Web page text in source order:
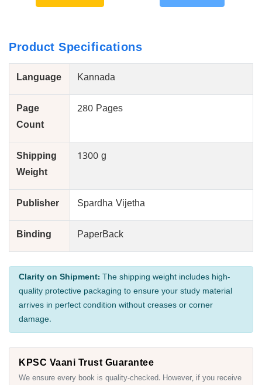
Product Specifications
Language Kannada
Page
Count
280 Pages
Shipping
Weight
1300 g
Publisher Spardha Vijetha
Binding PaperBack
Clarity on Shipment: The shipping weight includes high-
quality protective packaging to ensure your study material
arrives in perfect condition without creases or corner
damage.
KPSC Vaani Trust Guarantee
We ensure every book is quality-checked. However, if you receive